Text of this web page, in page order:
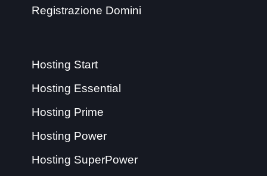
Registrazione Domini
Hosting Start
Hosting Essential
Hosting Prime
Hosting Power
Hosting SuperPower